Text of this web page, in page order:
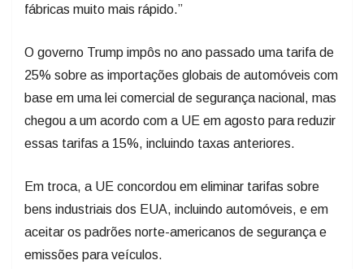
fábricas muito mais rápido.”
O governo Trump impôs no ano passado uma tarifa de
25% sobre as importações globais de automóveis com
base em uma lei comercial de segurança nacional, mas
chegou a um acordo com a UE em agosto para reduzir
essas tarifas a 15%, incluindo taxas anteriores.
Em troca, a UE concordou em eliminar tarifas sobre
bens industriais dos EUA, incluindo automóveis, e em
aceitar os padrões norte-americanos de segurança e
emissões para veículos.